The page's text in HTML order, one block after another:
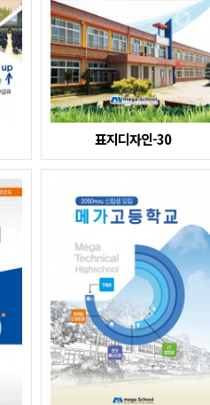
표지디자인-30